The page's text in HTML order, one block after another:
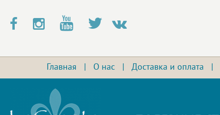
Главная О нас Доставка и оплата